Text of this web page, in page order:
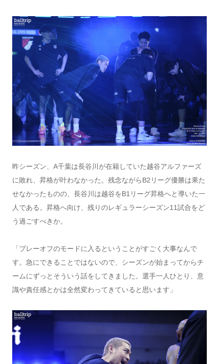
昨シーズン、A千葉は長谷川が在籍していた越谷アルファーズ
に敗れ、昇格が叶わなかった。残念ながらB2リーグ優勝は果た
せなかったものの、長谷川は越谷をB1リーグ昇格へと導いた一
人である。昇格へ向け、残りのレギュラーシーズン11試合をど
う過ごすべきか。
「プレーオフのモードに入るということがすごく大事なんで
す。急にできることではないので、シーズンが始まってからチ
ームにずっとそういう話をしてきました。選手一人ひとり、意
識や責任感とかは全然変わってきていると思います」